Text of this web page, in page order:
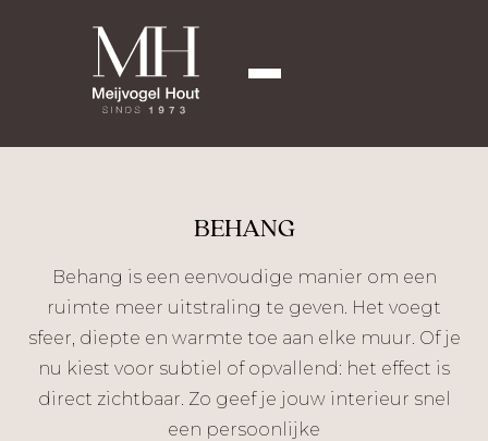
BEHANG
Behang is een eenvoudige manier om een
ruimte meer uitstraling te geven. Het voegt
sfeer, diepte en warmte toe aan elke muur. Of je
nu kiest voor subtiel of opvallend: het effect is
direct zichtbaar. Zo geef je jouw interieur snel
een persoonlijke